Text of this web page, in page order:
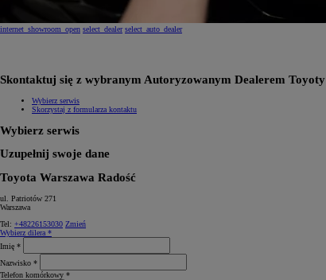
internet_showroom_open select_dealer select_auto_dealer
Skontaktuj się z wybranym Autoryzowanym Dealerem Toyoty
Wybierz serwis
Skorzystaj z formularza kontaktu
Wybierz serwis
Uzupełnij swoje dane
Toyota Warszawa Radość
ul. Patriotów 271
Warszawa
Tel: +48226153030 Zmień
Wybierz dilera *
Imię *
Nazwisko *
Telefon komórkowy *